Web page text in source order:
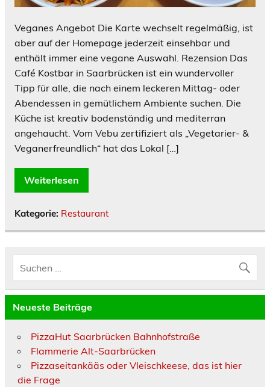
Veganes Angebot Die Karte wechselt regelmäßig, ist
aber auf der Homepage jederzeit einsehbar und
enthält immer eine vegane Auswahl. Rezension Das
Café Kostbar in Saarbrücken ist ein wundervoller
Tipp für alle, die nach einem leckeren Mittag- oder
Abendessen in gemütlichem Ambiente suchen. Die
Küche ist kreativ bodenständig und mediterran
angehaucht. Vom Vebu zertifiziert als „Vegetarier- &
Veganerfreundlich“ hat das Lokal […]
Weiterlesen
Kategorie: Restaurant
Neueste Beiträge
PizzaHut Saarbrücken Bahnhofstraße
Flammerie Alt-Saarbrücken
Pizzaseitankääs oder Vleischkeese, das ist hier
die Frage